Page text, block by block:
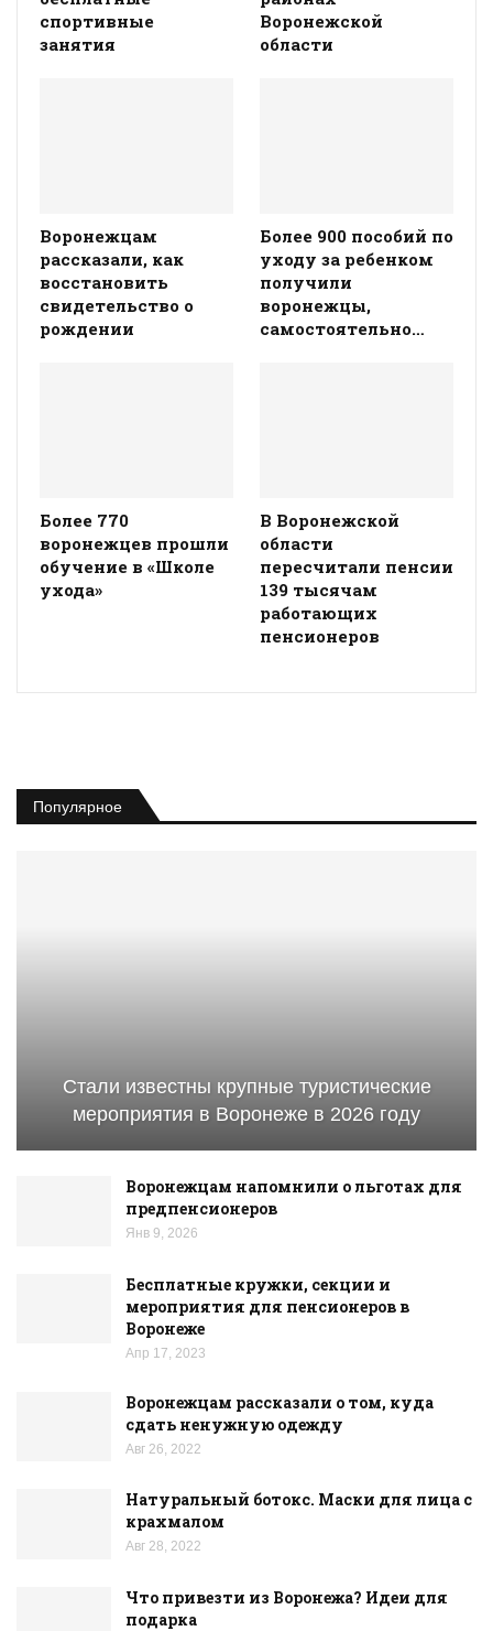
спортивные
занятия
Воронежской
области
Воронежцам
рассказали, как
восстановить
свидетельство о
рождении
Более 900 пособий по
уходу за ребенком
получили
воронежцы,
самостоятельно…
Более 770
воронежцев прошли
обучение в «Школе
ухода»
В Воронежской
области
пересчитали пенсии
139 тысячам
работающих
пенсионеров
Популярное
Стали известны крупные туристические
мероприятия в Воронеже в 2026 году
Воронежцам напомнили о льготах для
предпенсионеров
Янв 9, 2026
Бесплатные кружки, секции и
мероприятия для пенсионеров в
Воронеже
Апр 17, 2023
Воронежцам рассказали о том, куда
сдать ненужную одежду
Авг 26, 2022
Натуральный ботокс. Маски для лица с
крахмалом
Авг 28, 2022
Что привезти из Воронежа? Идеи для
подарка